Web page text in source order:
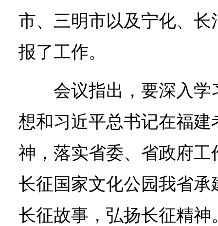
市、三明市以及宁化、
报了工作。
会议指出，要深入
想和习近平总书记在福
神，落实省委、省政府
长征国家文化公园我省
长征故事，弘扬长征精神